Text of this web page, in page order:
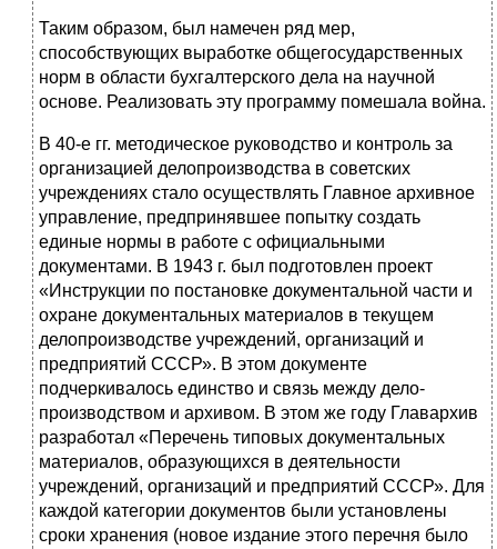
Таким образом, был намечен ряд мер,
способствующих выра­ботке общегосударственных
норм в области бухгалтерского дела на научной
основе. Реализовать эту программу помешала война.
В 40-е гг. методическое руководство и контроль за
организа­цией делопроизводства в советских
учреждениях стало осуще­ствлять Главное архивное
управление, предпринявшее попытку создать
единые нормы в работе с официальными
документами. В 1943 г. был подготовлен проект
«Инструкции по постановке до­кументальной части и
охране документальных материалов в те­кущем
делопроизводстве учреждений, организаций и
предприя­тий СССР». В этом до­кументе
подчеркивалось единство и связь между дело­
производством и архивом. В этом же году Главархив
разработал «Перечень типовых документальных
материалов, образующихся в деятельности
учреждений, органи­заций и предприятий СССР». Для
каждой категории документов были установлены
сроки хранения (новое издание этого перечня было